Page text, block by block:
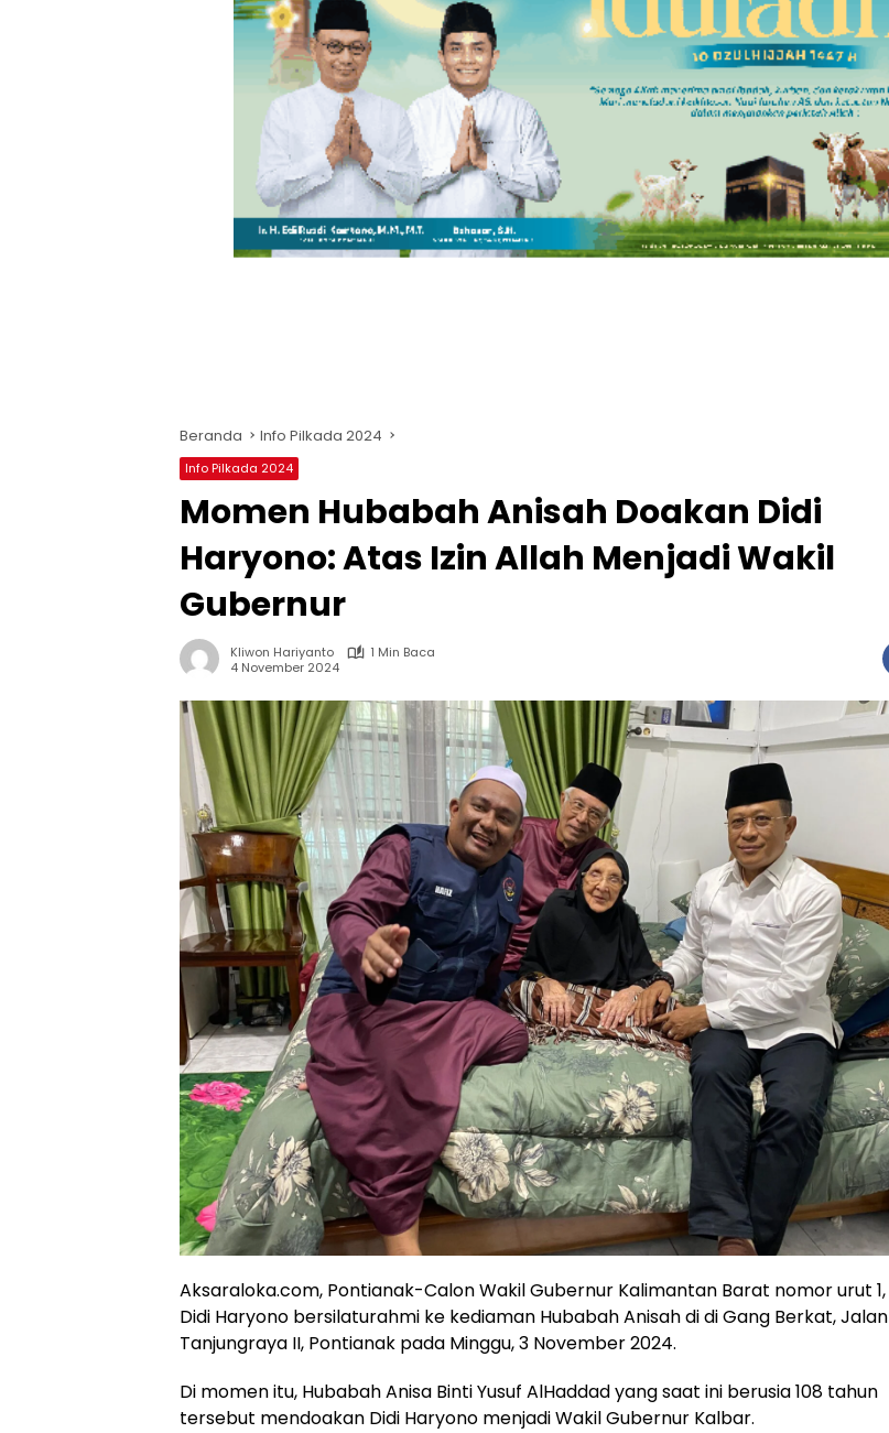
Beranda Info Pilkada 2024
Info Pilkada 2024
Momen Hubabah Anisah Doakan Didi
Haryono: Atas Izin Allah Menjadi Wakil
Gubernur
Kliwon Hariyanto
1 Min Baca
4 November 2024
Aksaraloka.com, Pontianak-Calon Wakil Gubernur Kalimantan Barat nomor urut 1,
Didi Haryono bersilaturahmi ke kediaman Hubabah Anisah di di Gang Berkat, Jalan
Tanjungraya II, Pontianak pada Minggu, 3 November 2024.
Di momen itu, Hubabah Anisa Binti Yusuf AlHaddad yang saat ini berusia 108 tahun
tersebut mendoakan Didi Haryono menjadi Wakil Gubernur Kalbar.